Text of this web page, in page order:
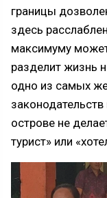
границы
здесь
максимуму
разделит жизнь
одно из самых
острове не
турист» или